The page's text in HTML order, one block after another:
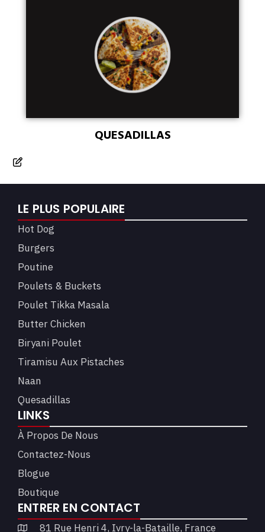
QUESADILLAS
LE PLUS POPULAIRE
Hot Dog
Burgers
Poutine
Poulets & Buckets
Poulet Tikka Masala
Butter Chicken
Biryani Poulet
Tiramisu Aux Pistaches
Naan
Quesadillas
LINKS
À Propos De Nous
Contactez-Nous
Blogue
Boutique
ENTRER EN CONTACT
81 Rue Henri 4, Ivry-la-Bataille, France